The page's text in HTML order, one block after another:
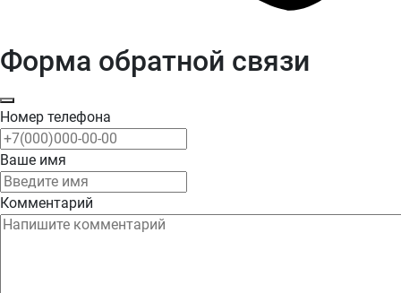
Форма обратной связи
Номер телефона
Ваше имя
Комментарий